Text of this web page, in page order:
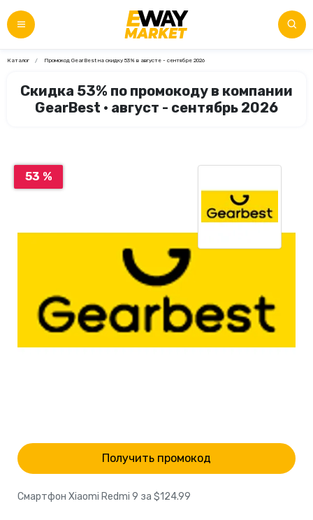
Каталог Промокод GearBest на скидку 53% в августе - сентябре 2026
Скидка 53% по промокоду в компании
GearBest • август - сентябрь 2026
53 %
Получить промокод
Смартфон Xiaomi Redmi 9 за $124.99